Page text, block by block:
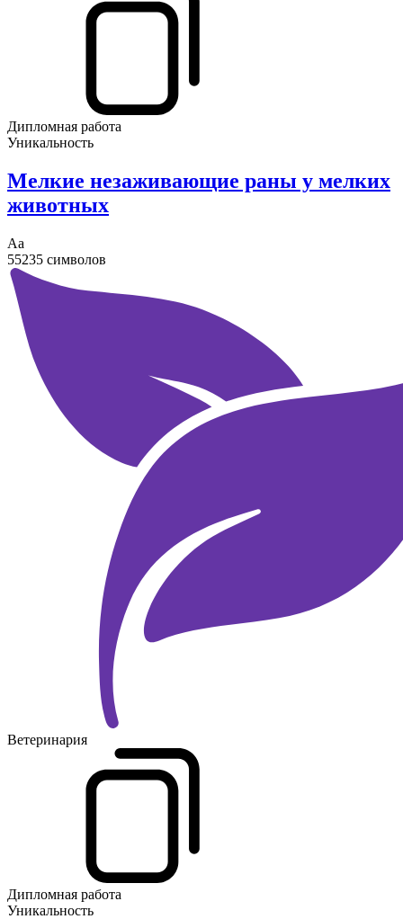
Дипломная работа
Уникальность
Мелкие незаживающие раны у мелких
животных
Аа
55235 символов
Ветеринария
Дипломная работа
Уникальность